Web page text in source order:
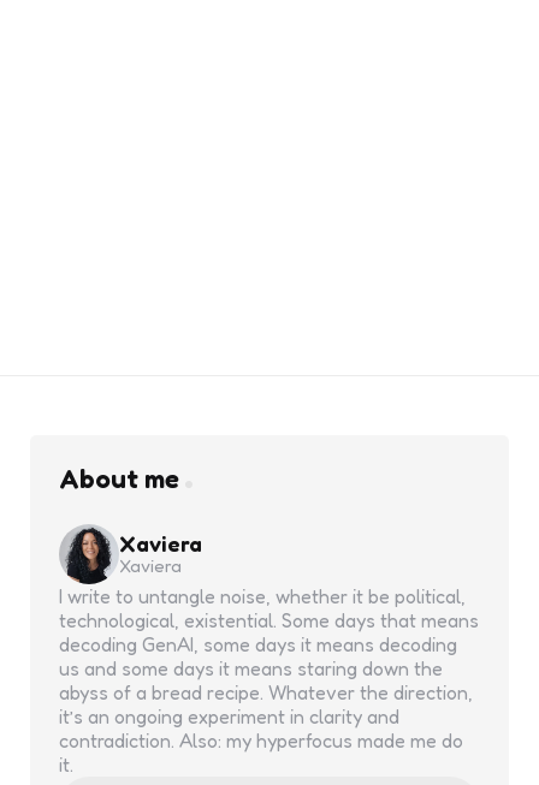
About me
Xaviera
Xaviera
I write to untangle noise, whether it be political,
technological, existential. Some days that means
decoding GenAI, some days it means decoding
us and some days it means staring down the
abyss of a bread recipe. Whatever the direction,
it’s an ongoing experiment in clarity and
contradiction. Also: my hyperfocus made me do
it.